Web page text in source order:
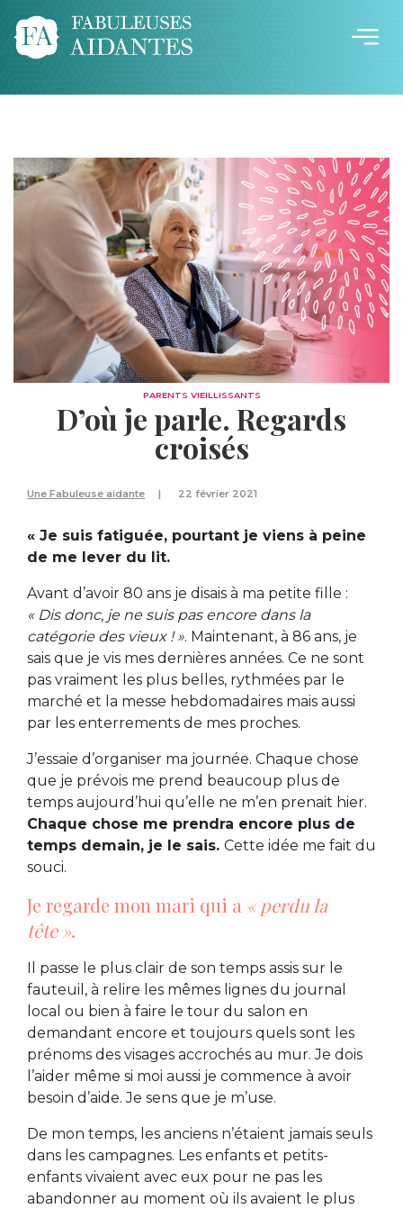
PARENTS VIEILLISSANTS
D’où je parle. Regards
croisés
Une Fabuleuse aidante 22 février 2021
« Je suis fatiguée, pourtant je viens à peine
de me lever du lit.
Avant d’avoir 80 ans je disais à ma petite fille :
« Dis donc, je ne suis pas encore dans la
catégorie des vieux ! ». Maintenant, à 86 ans, je
sais que je vis mes dernières années. Ce ne sont
pas vraiment les plus belles, rythmées par le
marché et la messe hebdomadaires mais aussi
par les enterrements de mes proches.
J’essaie d’organiser ma journée. Chaque chose
que je prévois me prend beaucoup plus de
temps aujourd’hui qu’elle ne m’en prenait hier.
Chaque chose me prendra encore plus de
temps demain, je le sais. Cette idée me fait du
souci.
Je regarde mon mari qui a « perdu la
tête ».
Il passe le plus clair de son temps assis sur le
fauteuil, à relire les mêmes lignes du journal
local ou bien à faire le tour du salon en
demandant encore et toujours quels sont les
prénoms des visages accrochés au mur. Je dois
l’aider même si moi aussi je commence à avoir
besoin d’aide. Je sens que je m’use.
De mon temps, les anciens n’étaient jamais seuls
dans les campagnes. Les enfants et petits-
enfants vivaient avec eux pour ne pas les
abandonner au moment où ils avaient le plus